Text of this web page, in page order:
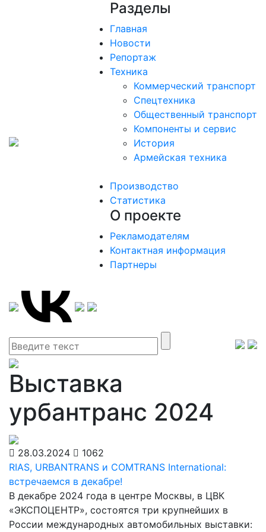
Разделы
Главная
Новости
Репортаж
Техника
Коммерческий транспорт
Спецтехника
Общественный транспорт
Компоненты и сервис
История
Армейская техника
Производство
Статистика
О проекте
Рекламодателям
Контактная информация
Партнеры
Выставка
урбантранс 2024
28.03.2024
1062
RIAS, URBANTRANS и COMTRANS International:
встречаемся в декабре!
В декабре 2024 года в центре Москвы, в ЦВК
«ЭКСПОЦЕНТР», состоятся три крупнейших в
России международных автомобильных выставки: